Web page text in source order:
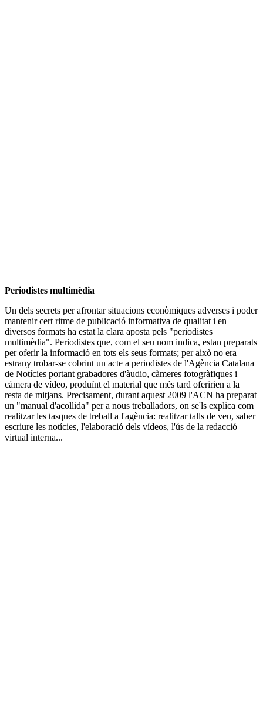
Periodistes multimèdia
Un dels secrets per afrontar situacions econòmiques adverses i poder
mantenir cert ritme de publicació informativa de qualitat i en
diversos formats ha estat la clara aposta pels "periodistes
multimèdia". Periodistes que, com el seu nom indica, estan preparats
per oferir la informació en tots els seus formats; per això no era
estrany trobar-se cobrint un acte a periodistes de l'Agència Catalana
de Notícies portant grabadores d'àudio, càmeres fotogràfiques i
càmera de vídeo, produïnt el material que més tard oferirien a la
resta de mitjans. Precisament, durant aquest 2009 l'ACN ha preparat
un "manual d'acollida" per a nous treballadors, on se'ls explica com
realitzar les tasques de treball a l'agència: realitzar talls de veu, saber
escriure les notícies, l'elaboració dels vídeos, l'ús de la redacció
virtual interna...